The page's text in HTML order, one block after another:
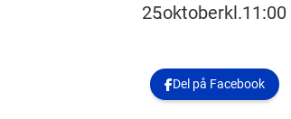
25.oktoberkl.11:00
Del på Facebook